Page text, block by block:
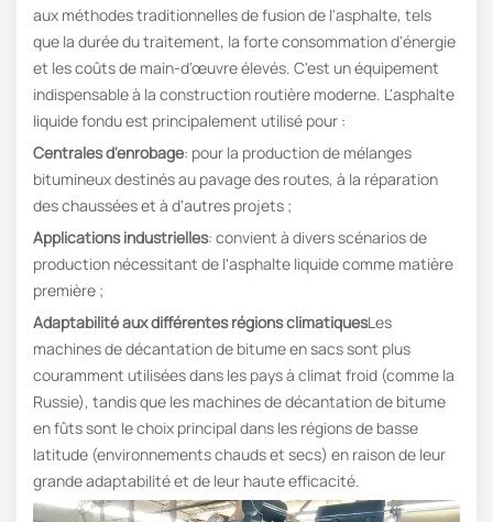
aux méthodes traditionnelles de fusion de l'asphalte, tels
que la durée du traitement, la forte consommation d'énergie
et les coûts de main-d'œuvre élevés. C'est un équipement
indispensable à la construction routière moderne. L'asphalte
liquide fondu est principalement utilisé pour :
Centrales d'enrobage: pour la production de mélanges
bitumineux destinés au pavage des routes, à la réparation
des chaussées et à d'autres projets ;
Applications industrielles: convient à divers scénarios de
production nécessitant de l'asphalte liquide comme matière
première ;
Adaptabilité aux différentes régions climatiquesLes
machines de décantation de bitume en sacs sont plus
couramment utilisées dans les pays à climat froid (comme la
Russie), tandis que les machines de décantation de bitume
en fûts sont le choix principal dans les régions de basse
latitude (environnements chauds et secs) en raison de leur
grande adaptabilité et de leur haute efficacité.